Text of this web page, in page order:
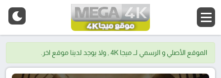
الموقع الأصلي و الرسمي لــ ميجا 4K , ولا يوجد لدينا موقع اخر.